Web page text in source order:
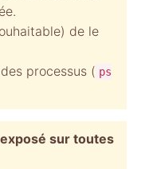
de le
processus ( ps
sur toutes